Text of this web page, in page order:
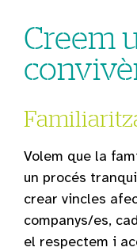
Creem
Volem que la
un procés
crear vincles
companys/es,
el respectem i